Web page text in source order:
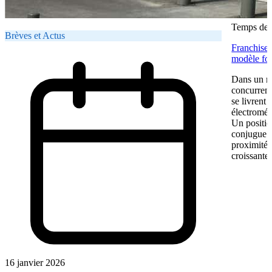
Brèves et Actus
16 janvier 2026
Temps de
Franchise
modèle
Dans un
se livrent
Un
conjugue
proximité.